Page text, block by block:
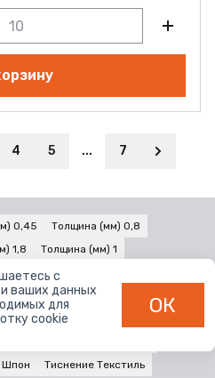
4 5 ... 7
Гладкое
Тиснение Ламель
Шпон Тиснение Текстиль
0,45
Толщина (мм) 0,8
1,8
Толщина (мм) 1
с
ваших данных
для
cookie
ОК